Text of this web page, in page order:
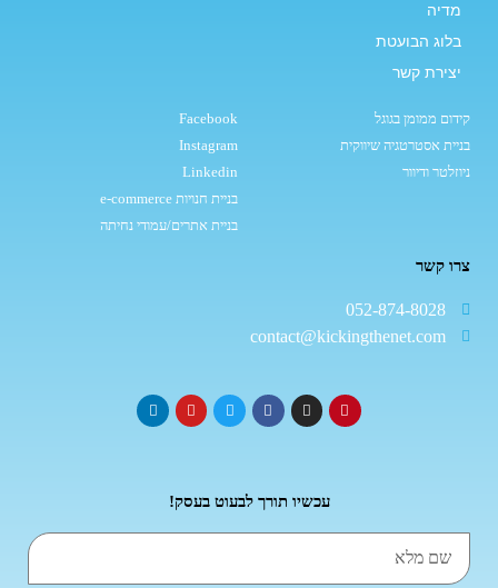
מדיה
בלוג הבועטת
יצירת קשר
קידום ממומן בגוגל
בניית אסטרטגיה שיווקית
ניוזלטר ודיוור
Facebook
Instagram
Linkedin
בניית חנויות e-commerce
בניית אתרים/עמודי נחיתה
צרו קשר
052-874-8028
contact@kickingthenet.com
עכשיו תורך לבעוט בעסק!